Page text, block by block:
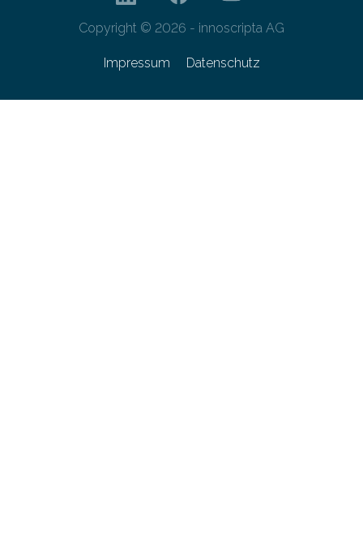
Copyright © 2026 - innoscripta AG
Impressum Datenschutz